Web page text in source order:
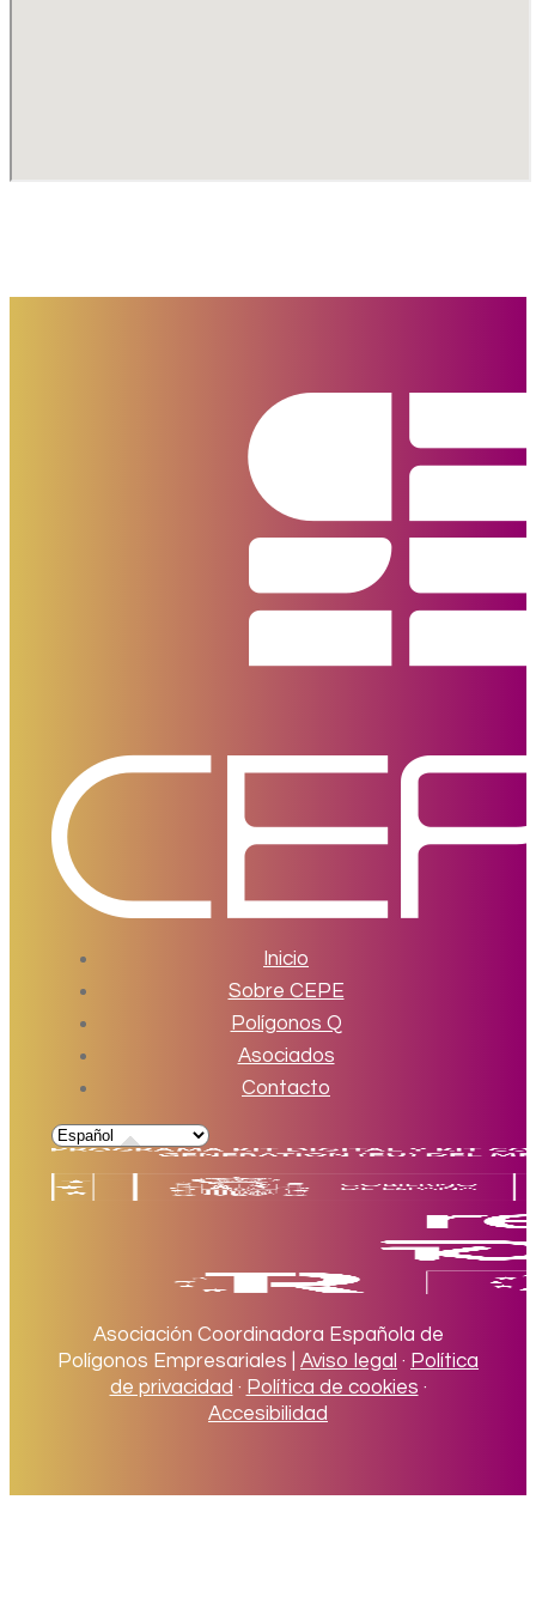
Inicio
Sobre CEPE
Polígonos Q
Asociados
Contacto
Asociación Coordinadora Española de
Polígonos Empresariales | Aviso legal · Política
de privacidad · Política de cookies ·
Accesibilidad